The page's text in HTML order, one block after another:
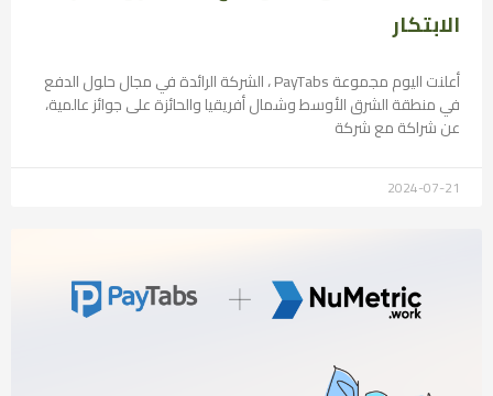
الابتكار
أعلنت اليوم مجموعة PayTabs ، الشركة الرائدة في مجال حلول الدفع
في منطقة الشرق الأوسط وشمال أفريقيا والحائزة على جوائز عالمية،
عن شراكة مع شركة
2024-07-21